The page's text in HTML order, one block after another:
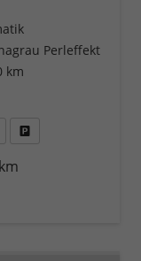
Perleffekt
km
Sie an
Fahrzeugexposé (PDF)